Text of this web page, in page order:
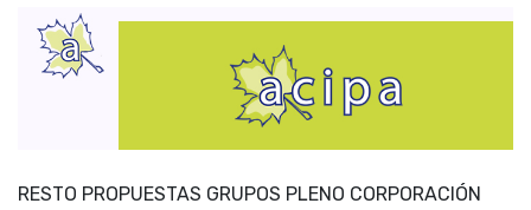
RESTO PROPUESTAS GRUPOS PLENO CORPORACIÓN